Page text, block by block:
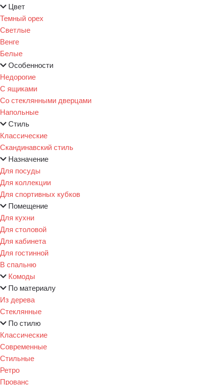
Цвет
Темный орех
Светлые
Венге
Белые
Особенности
Недорогие
С ящиками
Со стеклянными дверцами
Напольные
Стиль
Классические
Скандинавский стиль
Назначение
Для посуды
Для коллекции
Для спортивных кубков
Помещение
Для кухни
Для столовой
Для кабинета
Для гостинной
В спальню
Комоды
По материалу
Из дерева
Стеклянные
По стилю
Классические
Современные
Стильные
Ретро
Прованс